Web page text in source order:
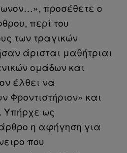
προσέθετε ο
περί του
των τραγικών
άρισται μαθήτριαι
ομάδων και
έλθει να
Φροντιστήριον» και
Υπήρχε ως
η αφήγηση για
που